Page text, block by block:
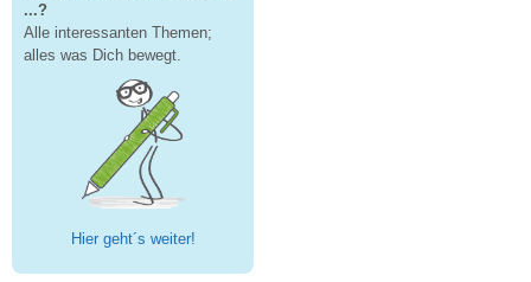
...?
Alle interessanten Themen;
alles was Dich bewegt.
Hier geht´s weiter!